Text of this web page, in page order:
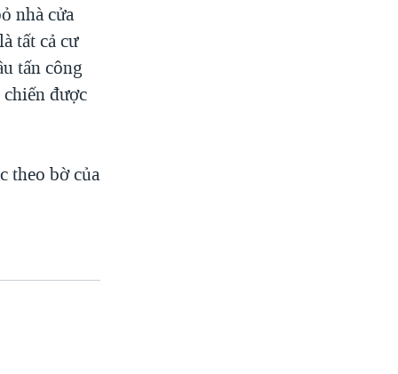
nhà cửa
tất cả cư
tấn công
được
theo bờ của